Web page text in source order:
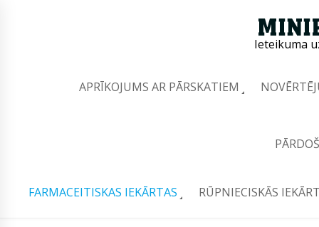
Ieteikuma
APRĪKOJUMS AR PĀRSKATIEM
FARMACEITISKAS IEKĀRTAS RŪPNIECISKĀS